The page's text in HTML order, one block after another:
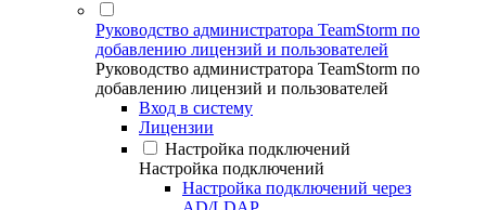
Руководство администратора TeamStorm по
добавлению лицензий и пользователей
Руководство администратора TeamStorm по
добавлению лицензий и пользователей
Вход в систему
Лицензии
Настройка подключений
Настройка подключений
Настройка подключений через